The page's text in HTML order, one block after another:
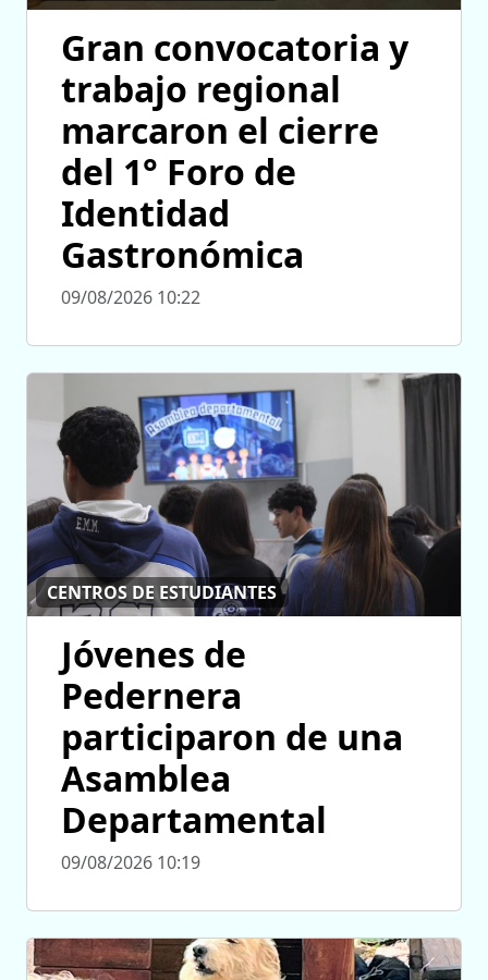
Gran convocatoria y
trabajo regional
marcaron el cierre
del 1° Foro de
Identidad
Gastronómica
09/08/2026 10:22
CENTROS DE ESTUDIANTES
Jóvenes de
Pedernera
participaron de una
Asamblea
Departamental
09/08/2026 10:19